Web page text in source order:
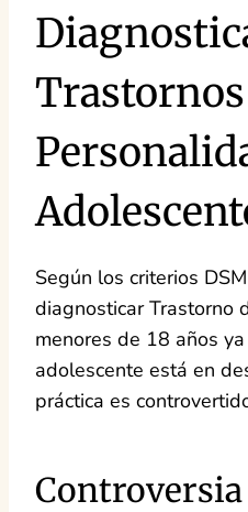
Según los criterios
diagnosticar Trastorno
menores de 18 años
adolescente está en
práctica es
Controversia